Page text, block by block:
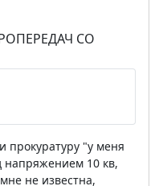
СО
прокуратуру "у меня
напряжением 10 кв,
не известна,